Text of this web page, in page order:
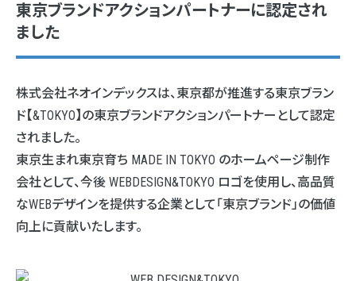
東京ブランドアクションパートナーに認定され
ました
株式会社ネオインデックスは、東京都が推進する東京ブラン
ド【&TOKYO】の東京ブランドアクションパートナーとして認定
されました。
東京生まれ東京育ち MADE IN TOKYO のホームページ制作
会社として、今後 WEBDESIGN&TOKYO ロゴを使用し、高品質
なWEBデザインを提供する企業として「東京ブランド」の価値
向上に貢献いたします。